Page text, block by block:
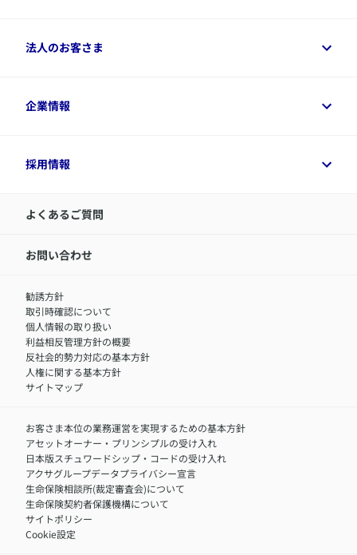
資料請求
変額保険各種情報
ご契約者さまトップ
デジタル約款
令和8年（2026年）分の生命保険料控除証明書について
アクサのネット完結保険（旧アクサダイレクト生命）
法人のお客さま
法人のお客さまトップ
経営者サポートサービス
企業情報
企業情報トップ
アクサ生命が選ばれる理由
IR情報
サステナビリティの取り組み
​お客さまを金融犯罪からお守りするために
アクサグループについて
採用情報
採用情報トップ
中途採用：内勤正社員
職）
中途採用：フィナンシャルプラン・アドバイザー（営業職）
障害者採用
よくあるご質問
お問い合わせ
勧誘方針
取引時確認について
個人情報の取り扱い
利益相反管理方針の概要
反社会的勢力対応の基本方針
人権に関する基本方針
サイトマップ
お客さま本位の業務運営を実現するための基本方針
アセットオーナー・プリンシプルの受け入れ
日本版スチュワードシップ・コードの受け入れ
アクサグループデータプライバシー宣言
生命保険相談所(裁定審査会)について
生命保険契約者保護機構について
サイトポリシー
Cookie設定